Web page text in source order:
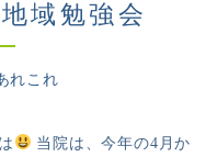
域勉強会
れこれ
当院は、今年の4月か